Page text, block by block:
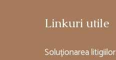
Linkuri utile
Soluționarea litigiilor